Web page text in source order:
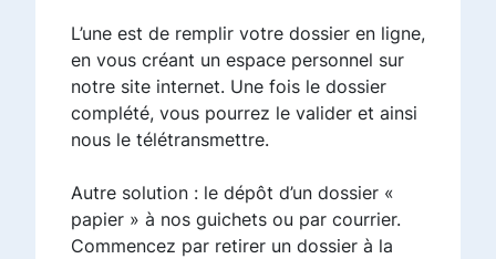
L’une est de remplir votre dossier en ligne,
en vous créant un espace personnel sur
notre site internet. Une fois le dossier
complété, vous pourrez le valider et ainsi
nous le télétransmettre.
Autre solution : le dépôt d’un dossier «
papier » à nos guichets ou par courrier.
Commencez par retirer un dossier à la